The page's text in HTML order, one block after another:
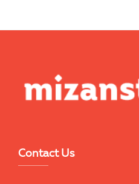
Contact Us